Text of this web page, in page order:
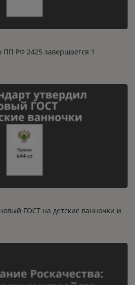
РФ 2425 завершается 1
ГОСТ на детские ванночки и